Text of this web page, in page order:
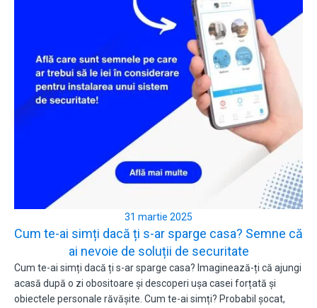
31 martie 2025
Cum te-ai simți dacă ți s-ar sparge casa? Semne că
ai nevoie de soluții de securitate
Cum te-ai simți dacă ți s-ar sparge casa? Imaginează-ți că ajungi
acasă după o zi obositoare și descoperi ușa casei forțată și
obiectele personale răvășite. Cum te-ai simți? Probabil șocat,